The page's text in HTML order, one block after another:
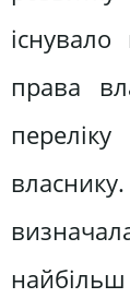
права